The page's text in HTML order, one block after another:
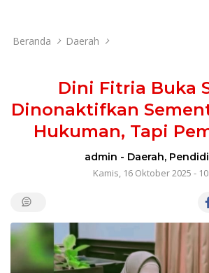
Beranda Daerah
Dini Fitria Buka
Dinonaktifkan
Hukuman, Tapi
admin - Daerah,
Kamis, 16 Oktober 2025 -